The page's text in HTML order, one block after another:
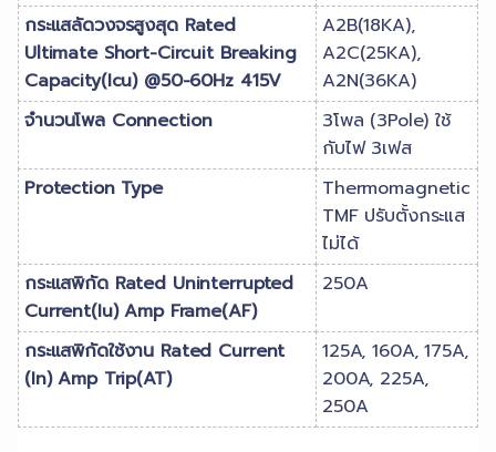
กระแสลัดวงจรสูงสุด Rated
Ultimate Short-Circuit Breaking
Capacity(Icu) @50-60Hz 415V
A2B(18KA),
A2C(25KA),
A2N(36KA)
จำนวนโพล Connection
3โพล (3Pole) ใช้
กับไฟ 3เฟส
Protection Type
Thermomagnetic
TMF ปรับตั้งกระแส
ไม่ได้
กระแสพิกัด Rated Uninterrupted
Current(Iu) Amp Frame(AF)
250A
กระแสพิกัดใช้งาน Rated Current
(In) Amp Trip(AT)
125A, 160A, 175A,
200A, 225A,
250A